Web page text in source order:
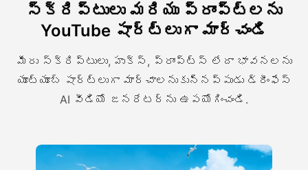
స్క్రిప్టులు మరియు ప్రాంప్ట్లను
YouTube షార్ట్లుగా మార్చండి
మీరు స్క్రిప్టులు, హుక్స్, ప్రాంప్ట్స్ లేదా భావనలను
యూట్యూబ్ షార్ట్లుగా మార్చాలనుకున్నప్పుడు డ్రీంఫేస్
AI వీడియో జనరేటర్ను ఉపయోగించండి.